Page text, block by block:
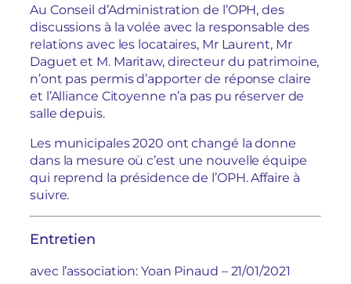
Au Conseil d’Administration de l’OPH, des
discussions à la volée avec la responsable des
relations avec les locataires, Mr Laurent, Mr
Daguet et M. Maritaw, directeur du patrimoine,
n’ont pas permis d’apporter de réponse claire
et l’Alliance Citoyenne n’a pas pu réserver de
salle depuis.
Les municipales 2020 ont changé la donne
dans la mesure où c’est une nouvelle équipe
qui reprend la présidence de l’OPH. Affaire à
suivre.
Entretien
avec l’association: Yoan Pinaud – 21/01/2021